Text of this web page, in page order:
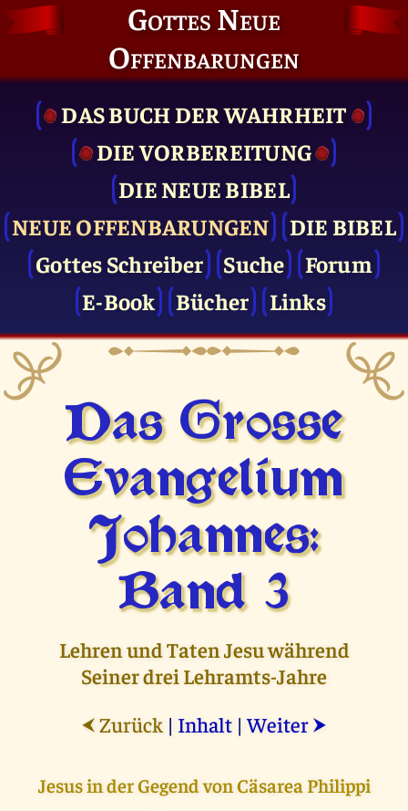
Gottes Neue
Offenbarungen
DAS BUCH DER WAHRHEIT
DIE VOR­BEREITUNG
DIE NEUE BIBEL
NEUE OFFENBARUNGEN
DIE BIBEL
Gottes Schreiber
Suche
Forum
E-Book
Bücher Links
Das Grosse
Evangelium
Johannes:
Band 3
Lehren und Taten Jesu während
Seiner drei Lehramts-Jahre
⮜ Zurück | Inhalt |Weiter ⮞
Jesus in der Gegend von Cäsarea Philippi